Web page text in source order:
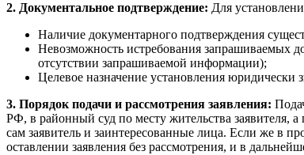
2. Документальное подтверждение: Для
Наличие документарного подтверждения
Невозможность истребования запрашиваемых
отсутствии запрашиваемой информации);
Целевое назначение установления
3. Порядок подачи и рассмотрения заявления:
РФ, в районный суд по месту жительства
сам заявитель и заинтересованные лица. Если же в
оставлении заявления без рассмотрения, и в